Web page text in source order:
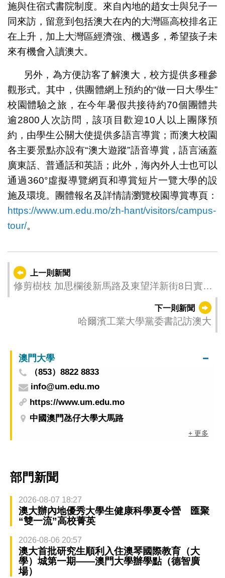
施與住宿式書院制度。來自內地的趙女士與兒子一
同來訪，留意到包括澳大在內的大灣區高校排名正
在上升，加上大灣區經濟強、機遇多，希望孩子未
來有機會入讀澳大。
另外，為方便訪客了解澳大，校方提供多種參
觀形式。其中，供團體網上預約的“做一日大學生”
校園體驗之旅，在今年暑假共接待約70個團體共
逾2800人次訪問，該項目歡迎10人以上團隊預
約，由學生公關大使提供多語言導賞；而澳大校園
各主要景點亦設有“澳大遊蹤”語音導賞，語言涵蓋
廣東話、普通話和英語；此外，海內外人士也可以
通過360°虛擬導覽網頁和導賞短片一覽大學的設
施及環境。團體報名及詳情請瀏覽校園導賞專頁：
https://www.um.edu.mo/zh-hant/visitors/campus-
tour/。
上一則新聞
修剪樹枝 加思欄後新馬路及東望洋新街8日實施
下一則新聞
哈爾濱工業大學黨委書記訪澳大
澳門大學
（853）8822 8833
info@um.edu.mo
https://www.um.edu.mo
中國澳門氹仔大學大馬路
+ 更多
部門新聞
2026-08-07 18:27
澳大辦內地優秀大學生健康科學夏令營 匯聚
“雙一流”高校菁英
2026-08-06 20:57
澳大首批研究生順利入住澳琴國際教育（大
學）城第一期——澳門大學辦學點（德智廣
場）